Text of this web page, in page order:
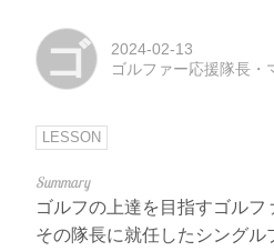
ゴ
2024-02-13
ゴルファー応援隊長・
LESSON
ゴルフの上達を目指すゴルフ
その隊長に就任したシング